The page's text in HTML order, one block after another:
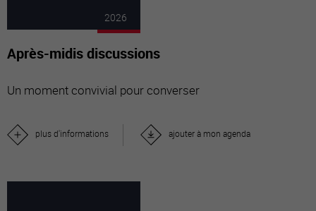
2026
Après-midis discussions
Un moment convivial pour converser
plus d'informations ajouter à mon agenda